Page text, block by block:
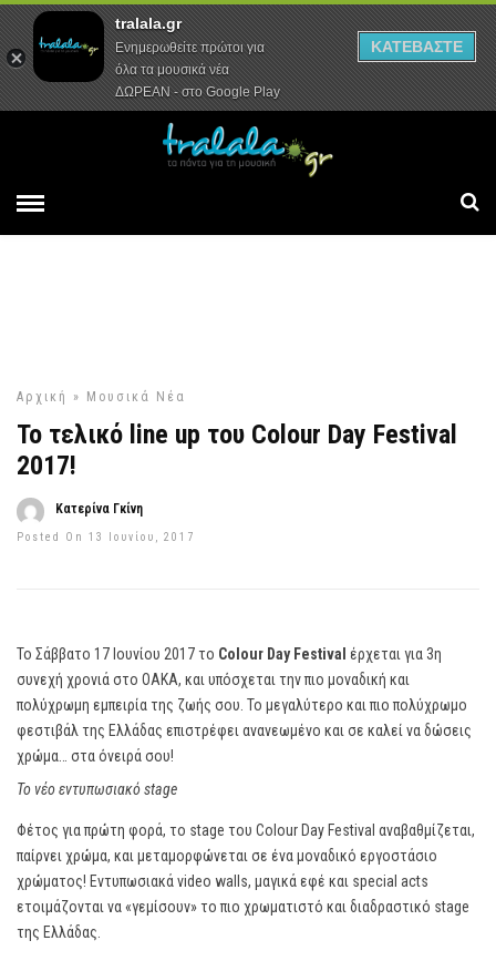
Αρχική Συνεντεύξεις Ρεπορτάζ
Αρχική » Μουσικά Νέα
Το τελικό line up του Colour Day Festival
2017!
Κατερίνα Γκίνη
Posted On 13 Ιουνίου, 2017
Το Σάββατο 17 Ιουνίου 2017 το Colour Day Festival έρχεται για 3η
συνεχή χρονιά στο ΟΑΚΑ, και υπόσχεται την πιο μοναδική και
πολύχρωμη εμπειρία της ζωής σου. Το μεγαλύτερο και πιο πολύχρωμο
φεστιβάλ της Ελλάδας επιστρέφει ανανεωμένο και σε καλεί να δώσεις
χρώμα… στα όνειρά σου!
Το νέο εντυπωσιακό stage
Φέτος για πρώτη φορά, το stage του Colour Day Festival αναβαθμίζεται,
παίρνει χρώμα, και μεταμορφώνεται σε ένα μοναδικό εργοστάσιο
χρώματος! Εντυπωσιακά video walls, μαγικά εφέ και special acts
ετοιμάζονται να «γεμίσουν» το πιο χρωματιστό και διαδραστικό stage
της Ελλάδας.
tralala.gr
Ενημερωθείτε πρώτοι για
όλα τα μουσικά νέα
ΔΩΡΕΑΝ - στο Google Play
ΚΑΤΕΒΑΣΤΕ